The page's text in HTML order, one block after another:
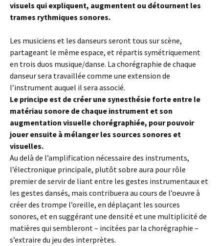
visuels qui expliquent, augmentent ou détournent les
trames rythmiques sonores.
Les musiciens et les danseurs seront tous sur scène,
partageant le même espace, et répartis symétriquement
en trois duos musique/danse. La chorégraphie de chaque
danseur sera travaillée comme une extension de
l’instrument auquel il sera associé.
Le principe est de créer une synesthésie forte entre le
matériau sonore de chaque instrument et son
augmentation visuelle chorégraphiée, pour pouvoir
jouer ensuite à mélanger les sources sonores et
visuelles.
Au delà de l’amplification nécessaire des instruments,
l’électronique principale, plutôt sobre aura pour rôle
premier de servir de liant entre les gestes instrumentaux et
les gestes dansés, mais contribuera au cours de l’oeuvre à
créer des trompe l’oreille, en déplaçant les sources
sonores, et en suggérant une densité et une multiplicité de
matières qui sembleront – incitées par la chorégraphie –
s’extraire du jeu des interprètes.